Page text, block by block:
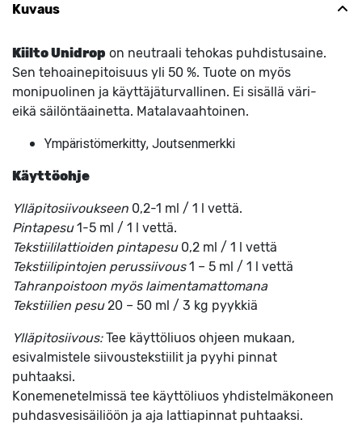
Kuvaus
Kiilto Unidrop on neutraali tehokas puhdistusaine.
Sen tehoainepitoisuus yli 50 %. Tuote on myös
monipuolinen ja käyttäjäturvallinen. Ei sisällä väri-
eikä säilöntäainetta. Matalavaahtoinen.
Ympäristömerkitty, Joutsenmerkki
Käyttöohje
Ylläpitosiivoukseen 0,2-1 ml / 1 l vettä.
Pintapesu1-5 ml / 1 l vettä.
Tekstiililattioiden pintapesu0,2 ml / 1 l vettä
Tekstiilipintojen perussiivous1 – 5 ml / 1 l vettä
Tahranpoistoon myös laimentamattomana
Tekstiilien pesu20 – 50 ml / 3 kg pyykkiä
Ylläpitosiivous:Tee käyttöliuos ohjeen mukaan,
esivalmistele siivoustekstiilit ja pyyhi pinnat
puhtaaksi.
Konemenetelmissä tee käyttöliuos yhdistelmäkoneen
puhdasvesisäiliöön ja aja lattiapinnat puhtaaksi.